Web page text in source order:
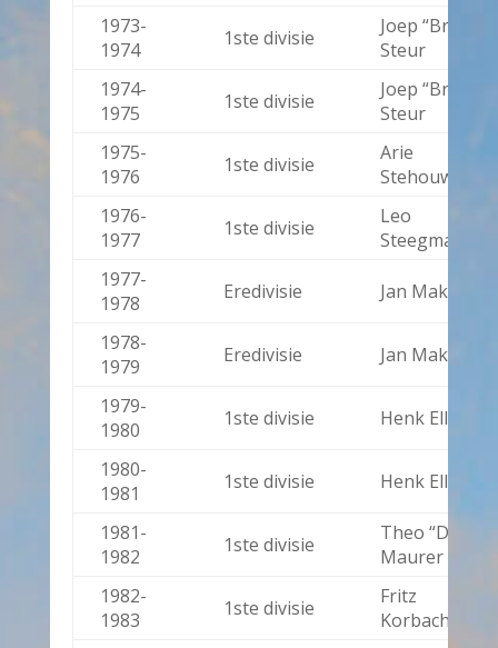
1973-
1974
1ste divisie
Joep “Bruin”
Steur
1974-
1975
1ste divisie
Joep “Bruin”
Steur
1975-
1976
1ste divisie
Arie
Stehouwer
1976-
1977
1ste divisie
Leo
Steegman
1977-
1978
Eredivisie Jan Mak
1978-
1979
Eredivisie Jan Mak
1979-
1980
1ste divisie Henk Ellens
1980-
1981
1ste divisie Henk Ellens
1981-
1982
1ste divisie
Theo “Dick”
Maurer
1982-
1983
1ste divisie
Fritz
Korbach